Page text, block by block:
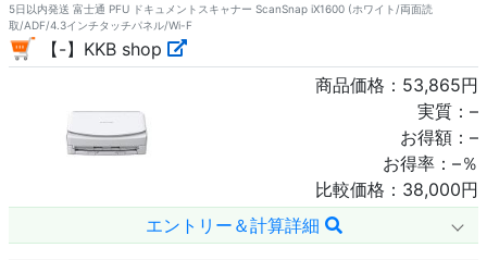
5日以内発送 富士通 PFU ドキュメントスキャナー ScanSnap iX1600 (ホワイト/両面読
取/ADF/4.3インチタッチパネル/Wi-F
【-】KKB shop
商品価格： 53,865円
実質： –
お得額： –
お得率： –％
比較価格： 38,000円
エントリー＆計算詳細